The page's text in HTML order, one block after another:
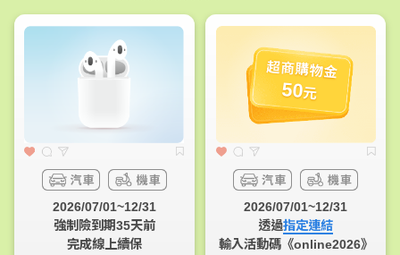
2026/07/01~12/31
強制險到期35天前
完成線上續保
超商購物金
50元
2026/07/01~12/31
透過指定連結
輸入活動碼《online2026》